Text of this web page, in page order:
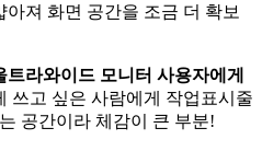
져 화면 공간을 조금 더 확보
트라와이드 모니터 사용자에게
쓰고 싶은 사람에게 작업표시줄
공간이라 체감이 큰 부분!